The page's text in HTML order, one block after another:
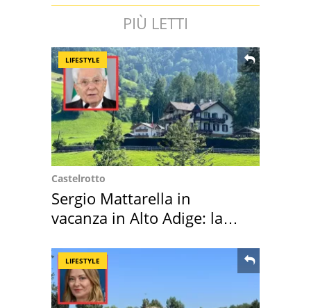
PIÙ LETTI
LIFESTYLE
Castelrotto
Sergio Mattarella in
vacanza in Alto Adige: la
LIFESTYLE